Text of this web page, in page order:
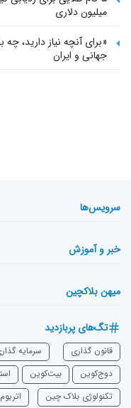
میلیون دلاری
«برای آنچه نیاز دارید،
جهانی و ایران
سرویس‌ها
خبر و آموزش
میهن بلاکچین
تگ‌های پربازدید
قانون گذاری سرمایه‌
دوج‌کوین
بیت‌کوین
تکنولوژی بلاک چین
اتریوم